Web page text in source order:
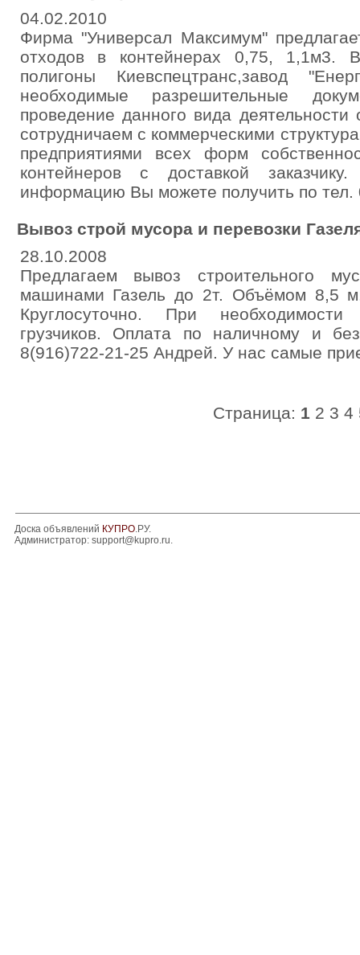
04.02.2010
Фирма "Универсал Максимум"
отходов в контейнерах 0,75, 1,1м3.
полигоны Киевспецтранс,завод
необходимые разрешительные
проведение данного вида
сотрудничаем с коммерческими
предприятиями всех форм
контейнеров с доставкой
информацию Вы можете получить по тел.
Вывоз строй мусора и перевозки
28.10.2008
Предлагаем вывоз строительного
машинами Газель до 2т. Объёмом 8,5
Круглосуточно. При необходимости
грузчиков. Оплата по наличному и
8(916)722-21-25 Андрей. У нас самые
Страница: 1 2 3 4
Доска объявлений КУПРО.РУ.
Администратор: support@kupro.ru.